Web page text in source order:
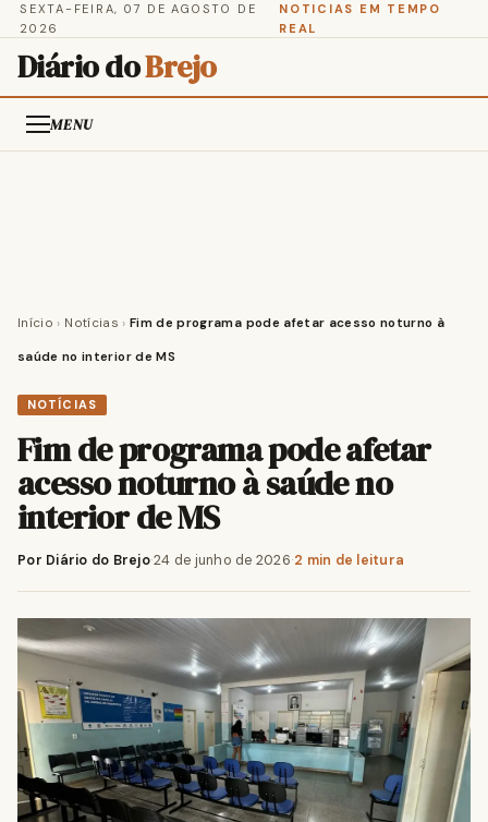
SEXTA-FEIRA, 07 DE AGOSTO DE
2026
NOTICIAS EM TEMPO
REAL
Diário doBrejo
MENU
Início › Notícias › Fim de programa pode afetar acesso noturno à
saúde no interior de MS
NOTÍCIAS
Fim de programa pode afetar
acesso noturno à saúde no
interior de MS
Por Diário do Brejo·24 de junho de 2026·2 min de leitura